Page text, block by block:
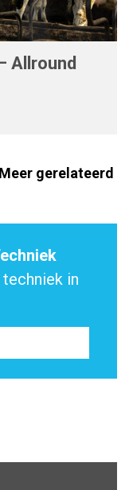
Allround
Meer gerelateerd
in